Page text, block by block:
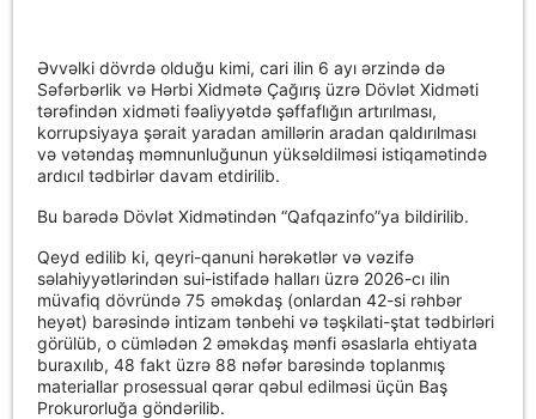
Əvvəlki dövrdə olduğu kimi, cari ilin 6 ayı ərzində də
Səfərbərlik və Hərbi Xidmətə Çağırış üzrə Dövlət Xidməti
tərəfindən xidməti fəaliyyətdə şəffaflığın artırılması,
korrupsiyaya şərait yaradan amillərin aradan qaldırılması
və vətəndaş məmnunluğunun yüksəldilməsi istiqamətində
ardıcıl tədbirlər davam etdirilib.
Bu barədə Dövlət Xidmətindən “Qafqazinfo”ya bildirilib.
Qeyd edilib ki, qeyri-qanuni hərəkətlər və vəzifə
səlahiyyətlərindən sui-istifadə halları üzrə 2026-cı ilin
müvafiq dövründə 75 əməkdaş (onlardan 42-si rəhbər
heyət) barəsində intizam tənbehi və təşkilati-ştat tədbirləri
görülüb, o cümlədən 2 əməkdaş mənfi əsaslarla ehtiyata
buraxılıb, 48 fakt üzrə 88 nəfər barəsində toplanmış
materiallar prosessual qərar qəbul edilməsi üçün Baş
Prokurorluğa göndərilib.